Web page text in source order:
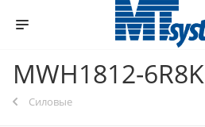
MWH1812-6R8K
Силовые